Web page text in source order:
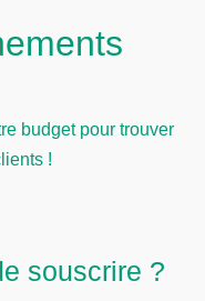
budget pour trouver
!
souscrire ?